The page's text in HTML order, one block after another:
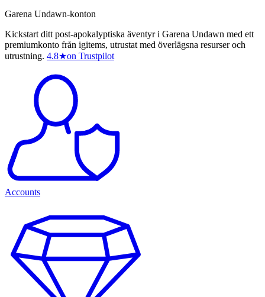
Garena Undawn-konton
Kickstart ditt post-apokalyptiska äventyr i Garena Undawn med ett
premiumkonto från igitems, utrustat med överlägsna resurser och
utrustning. 4.8★on Trustpilot
Accounts